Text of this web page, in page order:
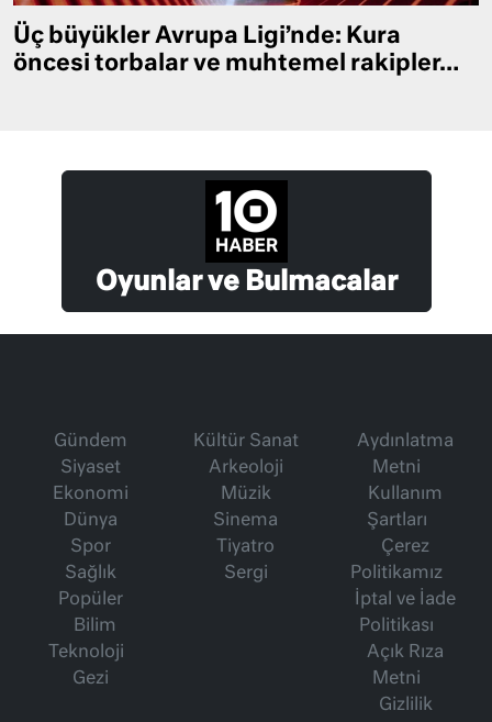
Üç büyükler Avrupa Ligi’nde: Kura
öncesi torbalar ve muhtemel rakipler…
Oyunlar ve Bulmacalar
Gündem
Siyaset
Ekonomi
Dünya
Spor
Sağlık
Popüler
Bilim
Teknoloji
Gezi
Kültür Sanat
Arkeoloji
Müzik
Sinema
Tiyatro
Sergi
Aydınlatma
Metni
Kullanım
Şartları
Çerez
Politikamız
İptal ve İade
Politikası
Açık Rıza
Metni
Gizlilik